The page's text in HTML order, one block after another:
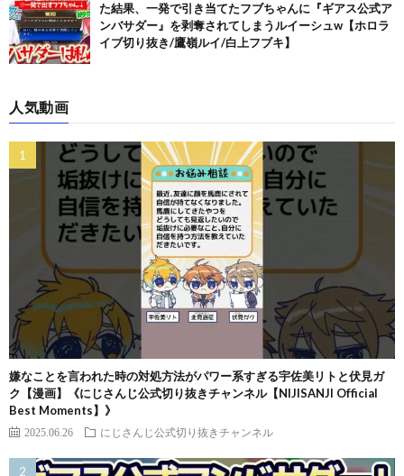
た結果、一発で引き当てたフブちゃんに『ギアス公式ア
ンバサダー』を剥奪されてしまうルイーシュw【ホロラ
イブ切り抜き/鷹嶺ルイ/白上フブキ】
人気動画
嫌なことを言われた時の対処方法がパワー系すぎる宇佐美リトと伏見ガ
ク【漫画】《にじさんじ公式切り抜きチャンネル【NIJISANJI Official
Best Moments】》
2025.06.26 にじさんじ公式切り抜きチャンネル